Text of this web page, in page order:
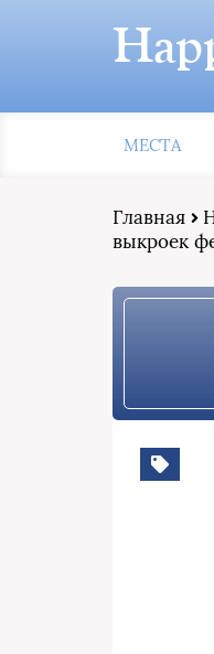
МЕСТА
Главная
выкроек